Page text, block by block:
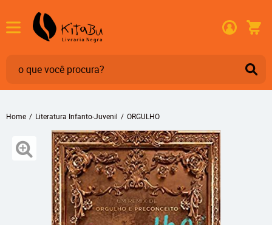
Home Literatura Infanto-Juvenil ORGULHO